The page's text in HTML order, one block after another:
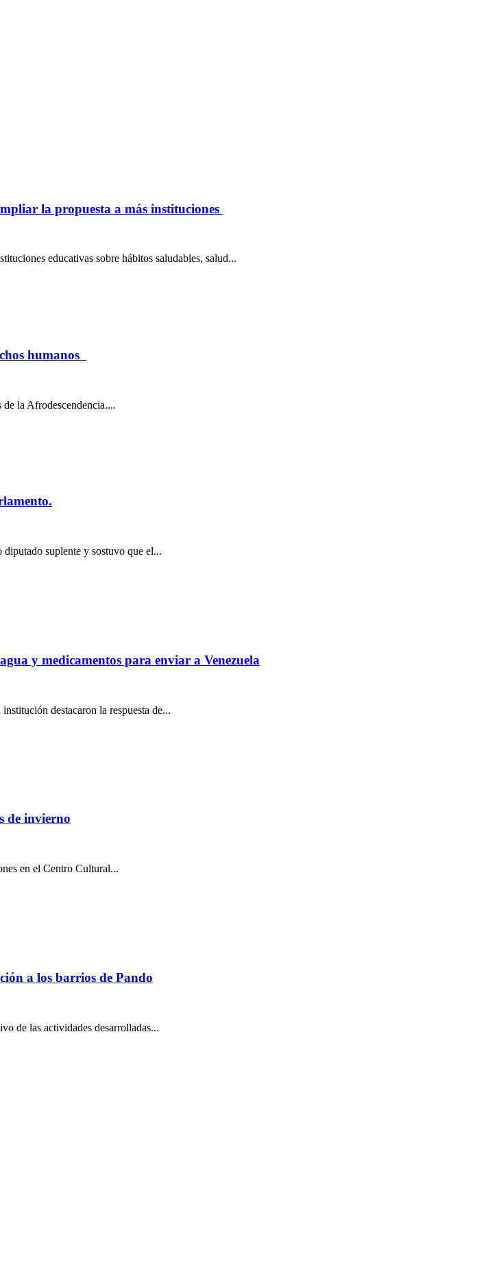
la propuesta a más instituciones
educativas sobre hábitos saludables, salud...
humanos
la Afrodescendencia....
suplente y sostuvo que el...
y medicamentos para enviar a Venezuela
destacaron la respuesta de...
de invierno
en el Centro Cultural...
a los barrios de Pando
de las actividades desarrolladas...